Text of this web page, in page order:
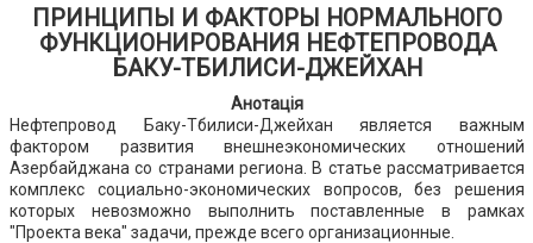
ПРИНЦИПЫ И ФАКТОРЫ НОРМАЛЬНОГО
ФУНКЦИОНИРОВАНИЯ НЕФТЕПРОВОДА
БАКУ-ТБИЛИСИ-ДЖЕЙХАН
Анотація
Нефтепровод Баку-Тбилиси-Джейхан является важным
фактором развития внешнеэкономических отношений
Азербайджана со странами региона. В статье рассматривается
комплекс социально-экономических вопросов, без решения
которых невозможно выполнить поставленные в рамках
"Проекта века" задачи, прежде всего организационные.